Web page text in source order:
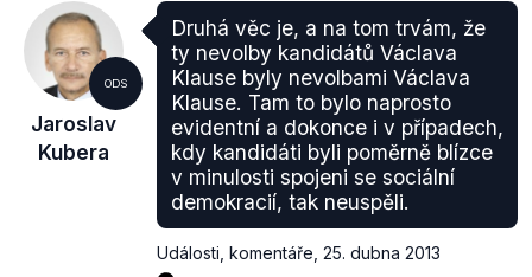
Masarykovy univerzity v Brně, Fakultě práva
Panevropské vysoké školy v Bratislavě a na
maďarské Univerzitě Miskolc.
Co se týče renomé jednotlivých nových soudců, tak
pozitivně se o jejich kvalitách vyjadřuje například
Eliška Wágnerová, česká senátorka, právnička,
bývalá předsedkyně Nejvyššího soudu a bývalá
místopředsedkyně Ústavního soudu. Na základě
ze zpravodajského serveru Aktuálně.cz
například hovoří o Miladě Tomkové a Jaroslavovi
ODS
Jaroslav
Kubera
Druhá věc je, a na tom trvám, že
ty nevolby kandidátů Václava
Klause byly nevolbami Václava
Klause. Tam to bylo naprosto
evidentní a dokonce i v případech,
kdy kandidáti byli poměrně blízce
v minulosti spojeni se sociální
demokracií, tak neuspěli.
Události, komentáře 25. dubna 2013